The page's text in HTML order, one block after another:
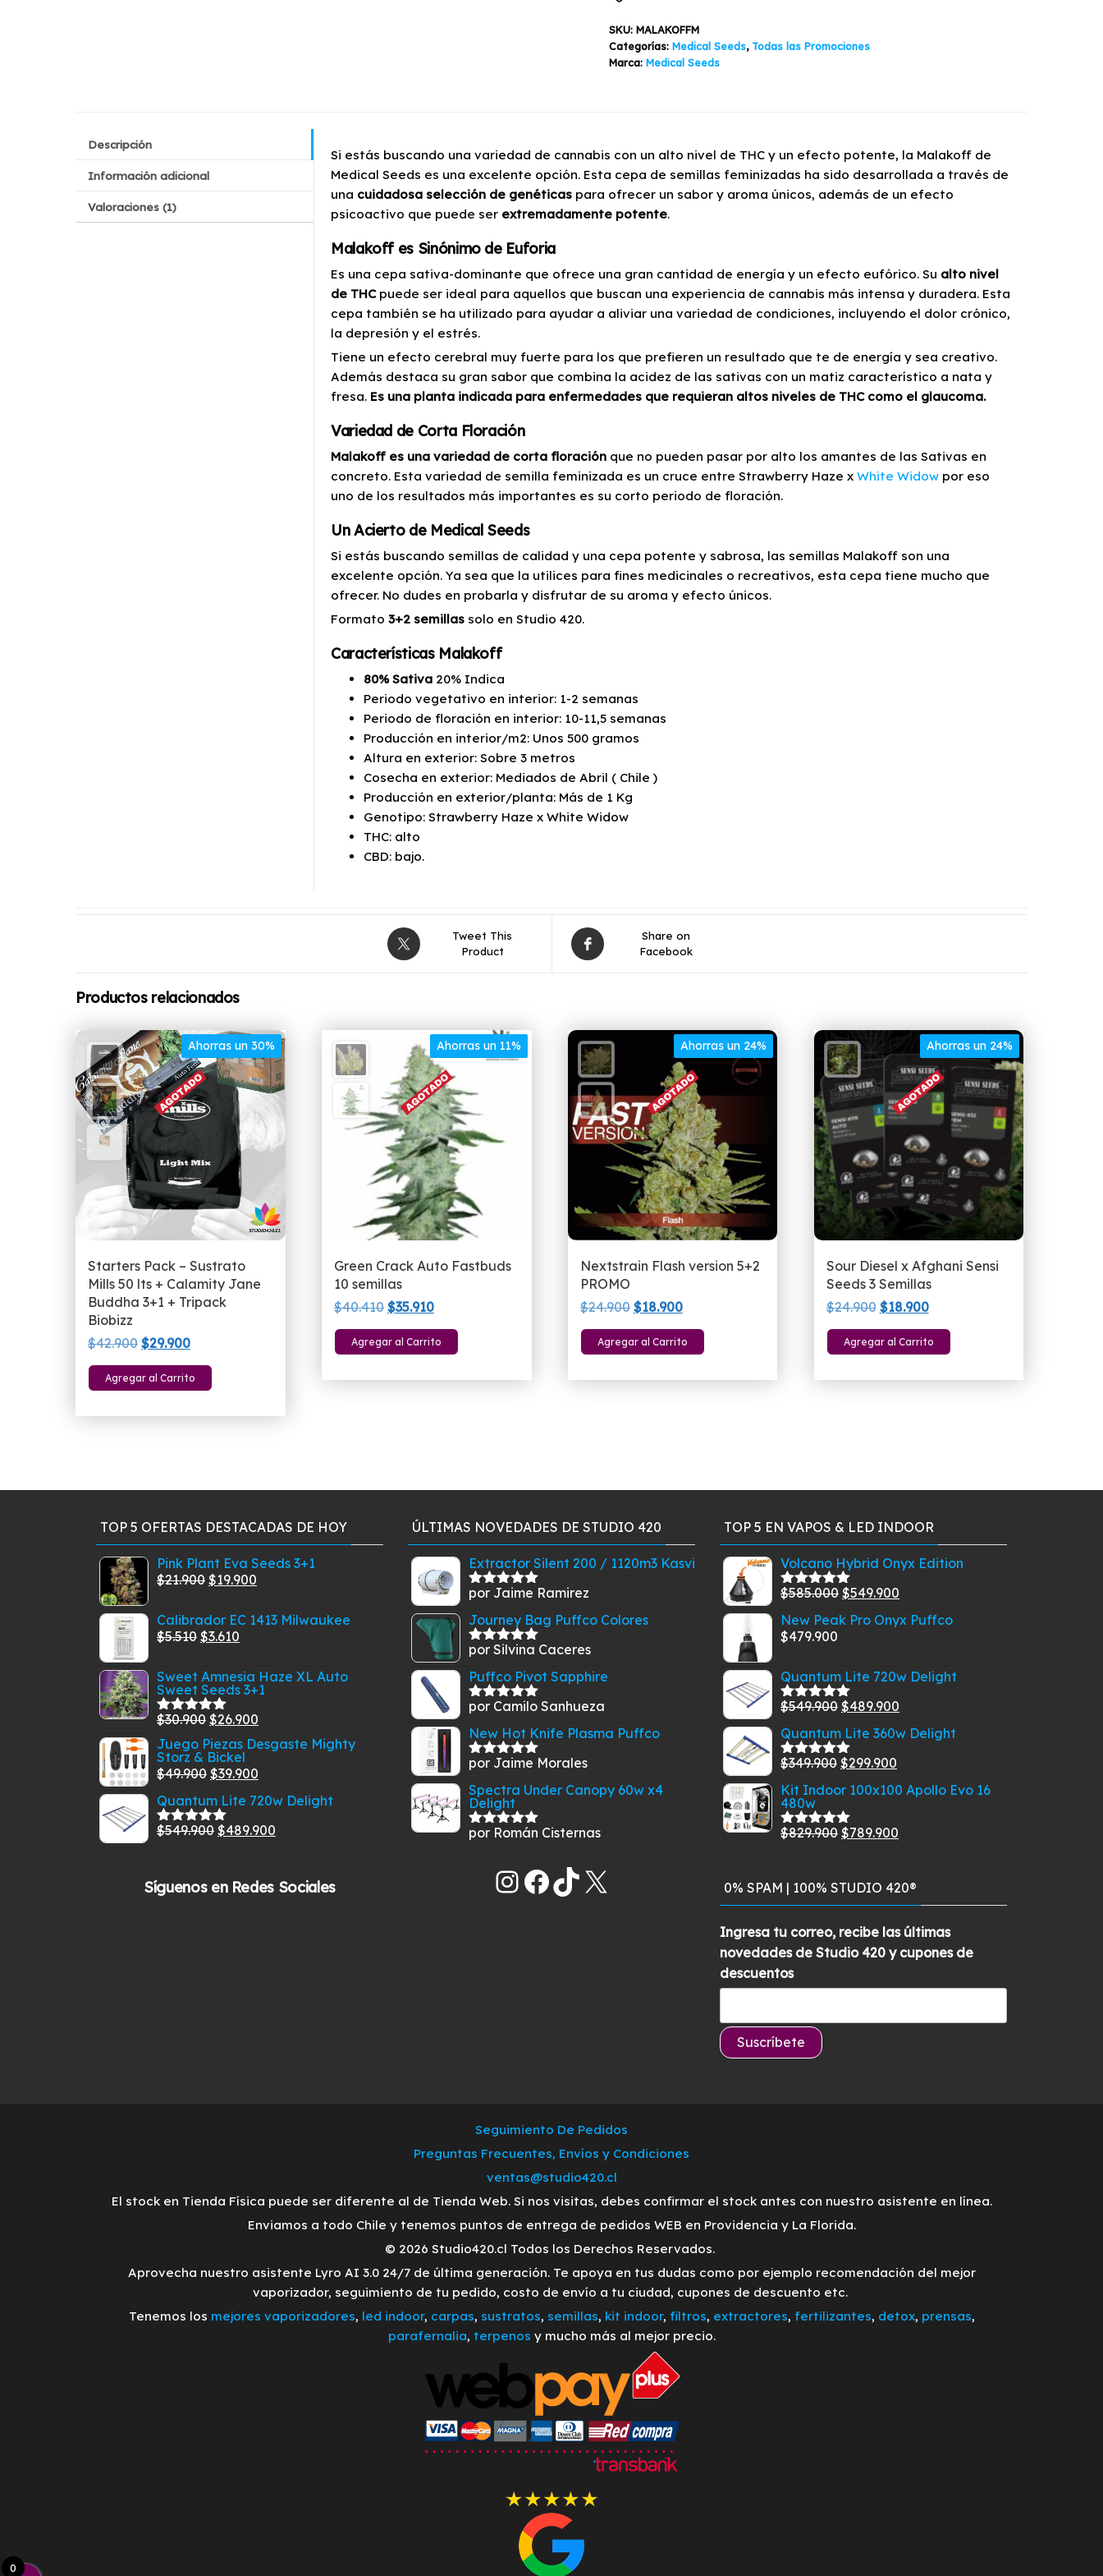
Semillas
cantidad
SKU: MALAKOFFM
Categorías: Medical Seeds, Todas las Promociones
Marca: Medical Seeds
Descripción
Información adicional
Valoraciones (1)
Si estás buscando una variedad de cannabis con un alto nivel de THC y un efecto potente, la Malakoff de
Medical Seeds es una excelente opción. Esta cepa de semillas feminizadas ha sido desarrollada a través de
una cuidadosa selección de genéticas para ofrecer un sabor y aroma únicos, además de un efecto
psicoactivo que puede ser extremadamente potente.
Malakoff es Sinónimo de Euforia
Es una cepa sativa-dominante que ofrece una gran cantidad de energía y un efecto eufórico. Su alto nivel
de THCpuede ser ideal para aquellos que buscan una experiencia de cannabis más intensa y duradera. Esta
cepa también se ha utilizado para ayudar a aliviar una variedad de condiciones, incluyendo el dolor crónico,
la depresión y el estrés.
Tiene un efecto cerebral muy fuerte para los que prefieren un resultado que te de energía y sea creativo.
Además destaca su gran sabor que combina la acidez de las sativas con un matiz característico a nata y
fresa. Es una planta indicada para enfermedades que requieran altos niveles de THC como el glaucoma.
Variedad de Corta Floración
Malakoff es una variedad de corta floración que no pueden pasar por alto los amantes de las Sativas en
concreto. Esta variedad de semilla feminizada es un cruce entre Strawberry Haze x White Widow por eso
uno de los resultados más importantes es su corto periodo de floración.
Un Acierto de Medical Seeds
Si estás buscando semillas de calidad y una cepa potente y sabrosa, las semillas Malakoff son una
excelente opción. Ya sea que la utilices para fines medicinales o recreativos, esta cepa tiene mucho que
ofrecer. No dudes en probarla y disfrutar de su aroma y efecto únicos.
Formato 3+2 semillas solo en Studio 420.
Características Malakoff
80% Sativa 20% Indica
Periodo vegetativo en interior: 1-2 semanas
Periodo de floración en interior: 10-11,5 semanas
Producción en interior/m2: Unos 500 gramos
Altura en exterior: Sobre 3 metros
Cosecha en exterior: Mediados de Abril ( Chile )
Producción en exterior/planta: Más de 1 Kg
Genotipo: Strawberry Haze x White Widow
THC: alto
CBD: bajo.
Tweet This
Product
Share on
Facebook
Productos relacionados
Ahorras un 30%
Starters Pack – Sustrato
Mills 50 lts + Calamity Jane
Buddha 3+1 + Tripack
Biobizz
$42.900 El
precio
original
$29.900El
precio
actual
Agregar al Carrito
Ahorras un 11%
Green Crack Auto Fastbuds
10 semillas
$40.410 El
precio
original
$35.910El
precio
actual
Agregar al Carrito
Ahorras un 24%
Nextstrain Flash version 5+2
PROMO
$24.900 El
precio
original
$18.900El
precio
actual
Agregar al Carrito
Ahorras un 24%
Sour Diesel x Afghani Sensi
Seeds 3 Semillas
$24.900 El
precio
original
$18.900El
precio
actual
Agregar al Carrito
TOP 5 OFERTAS DESTACADAS DE HOY
Pink Plant Eva Seeds 3+1
$21.900 El
original
era:
$19.900
actual
Calibrador EC 1413 Milwaukee
$5.510 El
original
era:
$5.510.
$3.610
actual
es:
$3.610.
Sweet Amnesia Haze XL Auto
Sweet Seeds 3+1
Valorado
de
5
$30.900 El
precio
original
era:
$30.900.
$26.900
precio
es:
$26.900.
Juego Piezas Desgaste Mighty
Storz & Bickel
$49.900 El
precio
original
era:
$39.900
precio
es:
Quantum Lite 720w Delight
Valorado
$549.900 El
era:
$489.900
es:
ÚLTIMAS NOVEDADES DE STUDIO 420
Extractor Silent 200 / 1120m3 Kasvi
Valorado
por Jaime Ramirez
Journey Bag Puffco Colores
Valorado
por Silvina Caceres
Puffco Pivot Sapphire
Valorado
por Camilo Sanhueza
New Hot Knife Plasma Puffco
Valorado
por Jaime Morales
Spectra Under Canopy 60w x4
Delight
Valorado
por Román Cisternas
TOP 5 EN VAPOS & LED INDOOR
Volcano Hybrid Onyx Edition
Valorado
5
$585.000 El
precio
$585.000.
$549.900
precio
$549.900.
New Peak Pro Onyx Puffco
$479.900
Quantum Lite 720w Delight
Valorado
5
$549.900 El
precio
original
era:
$549.900.
$489.900
precio
actual
$489.900.
Quantum Lite 360w Delight
Valorado
5
$349.900 El
precio
era:
$349.900.
$299.900
precio
actual
$299.900.
Kit Indoor 100x100 Apollo Evo 16
480w
Valorado
$829.900 El
era:
$789.900
es:
Síguenos en Redes Sociales Instagram
Facebook
TikTok
X 0% SPAM | 100% STUDIO 420®
Ingresa tu correo, recibe las últimas
novedades de Studio 420 y cupones de
descuentos
Seguimiento De Pedidos
Preguntas Frecuentes, Envíos y Condiciones
ventas@studio420.cl
El stock en Tienda Física puede ser diferente al de Tienda Web. Si nos visitas, debes confirmar el stock antes con nuestro asistente en línea.
Enviamos a todo Chile y tenemos puntos de entrega de pedidos WEB en Providencia y La Florida.
© 2026 Studio420.cl Todos los Derechos Reservados.
Aprovecha nuestro asistente Lyro AI 3.0 24/7 de última generación. Te apoya en tus dudas como por ejemplo recomendación del mejor
vaporizador, seguimiento de tu pedido, costo de envío a tu ciudad, cupones de descuento etc.
Tenemos los mejores vaporizadores, led indoor, carpas, sustratos, semillas, kit indoor, filtros, extractores, fertilizantes, detox, prensas,
parafernalia, terpenos y mucho más al mejor precio.
0